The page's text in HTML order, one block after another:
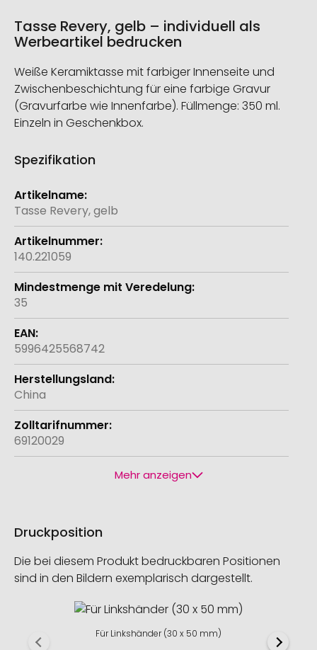
Tasse Revery, gelb – individuell als
Werbeartikel bedrucken
Weiße Keramiktasse mit farbiger Innenseite und
Zwischenbeschichtung für eine farbige Gravur
(Gravurfarbe wie Innenfarbe). Füllmenge: 350 ml.
Einzeln in Geschenkbox.
Spezifikation
Weitere
Informationen
Tasse Revery, gelb
140.221059
35
5996425568742
China
69120029
Mehr anzeigen
Druckposition
Die bei diesem Produkt bedruckbaren Positionen
sind in den Bildern exemplarisch dargestellt.
Für Linkshänder (30 x 50 mm)